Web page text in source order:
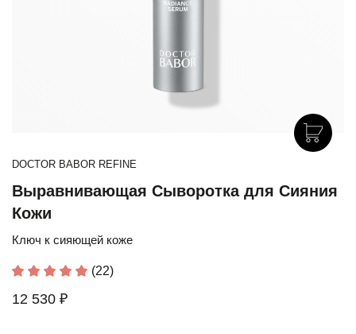
DOCTOR BABOR REFINE
Выравнивающая Сыворотка для Сияния
Кожи
Ключ к сияющей коже
(22)
12 530 ₽